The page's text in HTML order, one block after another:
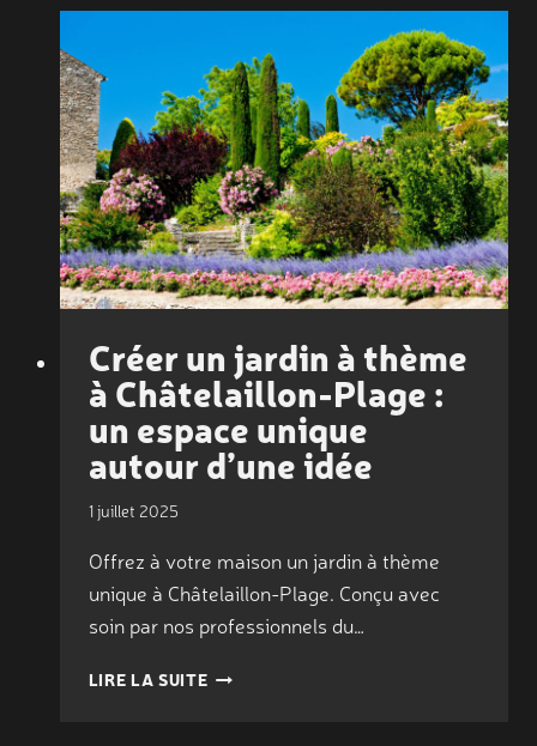
À
:
QUAND
FAIRE
APPEL
À
UN
PROFESSIONNEL
?
Créer un jardin à thème
à Châtelaillon-Plage :
un espace unique
autour d’une idée
1 juillet 2025
Offrez à votre maison un jardin à thème
unique à Châtelaillon-Plage. Conçu avec
soin par nos professionnels du…
LIRE LA SUITECRÉER